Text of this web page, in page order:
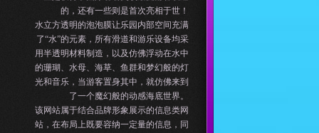
的，还有一些则是首次亮相于世！
水立方透明的泡泡膜让乐园内部空间充满
了“水”的元素，所有滑道和游乐设备均采
用半透明材料制造，以及仿佛浮动在水中
的珊瑚、水母、海草、鱼群和梦幻般的灯
光和音乐，当游客置身其中，就仿佛来到
了一个魔幻般的动感海底世界。
该网站属于结合品牌形象展示的信息类网
站，在布局上既要容纳一定量的信息，同